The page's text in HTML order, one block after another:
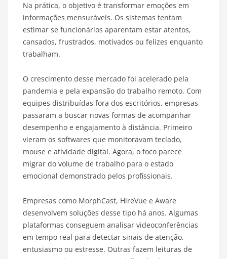
Na prática, o objetivo é transformar emoções em
informações mensuráveis. Os sistemas tentam
estimar se funcionários aparentam estar atentos,
cansados, frustrados, motivados ou felizes enquanto
trabalham.
O crescimento desse mercado foi acelerado pela
pandemia e pela expansão do trabalho remoto. Com
equipes distribuídas fora dos escritórios, empresas
passaram a buscar novas formas de acompanhar
desempenho e engajamento à distância. Primeiro
vieram os softwares que monitoravam teclado,
mouse e atividade digital. Agora, o foco parece
migrar do volume de trabalho para o estado
emocional demonstrado pelos profissionais.
Empresas como MorphCast, HireVue e Aware
desenvolvem soluções desse tipo há anos. Algumas
plataformas conseguem analisar videoconferências
em tempo real para detectar sinais de atenção,
entusiasmo ou estresse. Outras fazem leituras de